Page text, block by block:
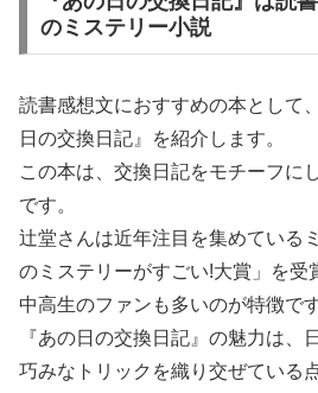
のミステリー小説
読書感想文におすすめの本として
日の交換日記』を紹介します。
この本は、交換日記をモチーフに
です。
辻堂さんは近年注目を集めている
のミステリーがすごい!大賞」を受
中高生のファンも多いのが特徴です
『あの日の交換日記』の魅力は、
巧みなトリックを織り交ぜている